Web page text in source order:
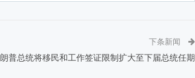
下条新闻
普总统将移民和工作签证限制扩大至下届总统任期